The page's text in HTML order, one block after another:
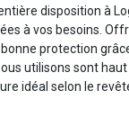
disposition à
à vos besoins.
protection
utilisons sont
idéal selon le